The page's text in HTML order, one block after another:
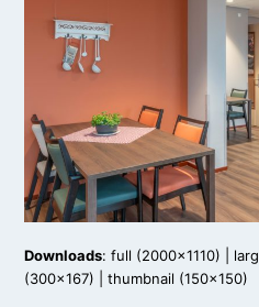
Downloads:full (2000x1110)
(300x167) |thumbnail (150x150)